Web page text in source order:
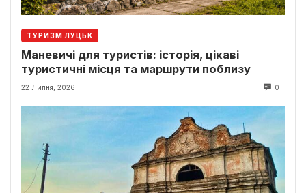
ТУРИЗМ ЛУЦЬК
Маневичі для туристів: історія, цікаві
туристичні місця та маршрути поблизу
22 Липня, 2026 0